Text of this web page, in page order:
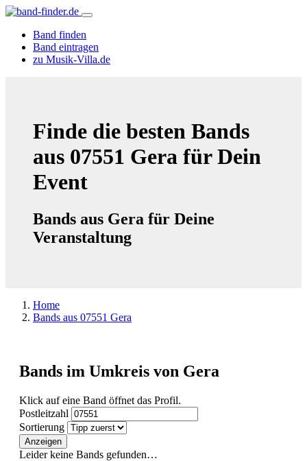
Band finden
Band eintragen
zu Musik-Villa.de
Finde die besten Bands
aus 07551 Gera für Dein
Event
Bands aus Gera für Deine
Veranstaltung
Home
Bands aus 07551 Gera
Bands im Umkreis von Gera
Klick auf eine Band öffnet das Profil.
Postleitzahl
Sortierung
Anzeigen
Leider keine Bands gefunden…